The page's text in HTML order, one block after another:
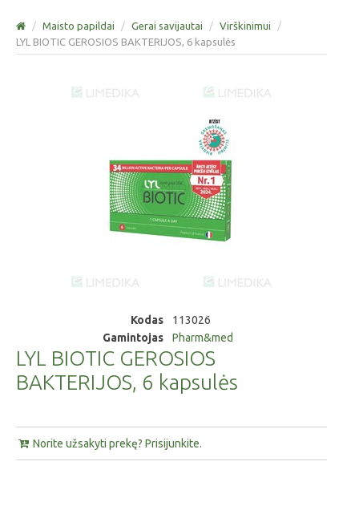
/ Maisto papildai / Gerai savijautai / Virškinimui
/
LYL BIOTIC GEROSIOS BAKTERIJOS, 6 kapsulės
Kodas
113026
Gamintojas
Pharm&med
LYL BIOTIC GEROSIOS
BAKTERIJOS, 6 kapsulės
Norite užsakyti prekę? Prisijunkite.